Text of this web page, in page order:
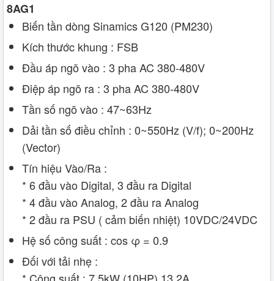
8AG1
Biến tần dòng Sinamics G120 (PM230)
Kích thước khung : FSB
Đầu áp ngõ vào : 3 pha AC 380-480V
Điệp áp ngõ ra : 3 pha AC 380-480V
Tần số ngõ vào : 47~63Hz
Dải tần số điều chỉnh : 0~550Hz (V/f); 0~200Hz
(Vector)
Tín hiệu Vào/Ra :
* 6 đầu vào Digital, 3 đầu ra Digital
* 4 đầu vào Analog, 2 đầu ra Analog
* 2 đầu ra PSU ( cảm biến nhiệt) 10VDC/24VDC
Hệ số công suất : cos φ = 0.9
Đối với tải nhẹ :